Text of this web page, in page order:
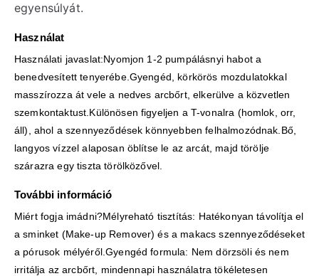
egyensúlyát.
Használat
Használati javaslat:Nyomjon 1-2 pumpálásnyi habot a
benedvesített tenyerébe.Gyengéd, körkörös mozdulatokkal
masszírozza át vele a nedves arcbőrt, elkerülve a közvetlen
szemkontaktust.Különösen figyeljen a T-vonalra (homlok, orr,
áll), ahol a szennyeződések könnyebben felhalmozódnak.Bő,
langyos vízzel alaposan öblítse le az arcát, majd törölje
szárazra egy tiszta törölközővel.
További információ
Miért fogja imádni?Mélyreható tisztítás: Hatékonyan távolítja el
a sminket (Make-up Remover) és a makacs szennyeződéseket
a pórusok mélyéről.Gyengéd formula: Nem dörzsöli és nem
irritálja az arcbőrt, mindennapi használatra tökéletesen